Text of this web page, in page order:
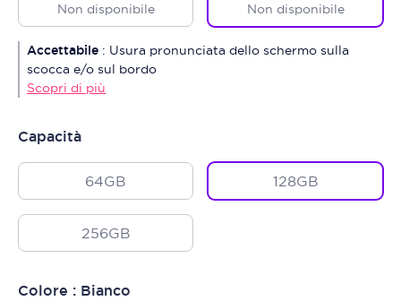
Non disponibile Non disponibile
Accettabile : Usura pronunciata dello schermo sulla
scocca e/o sul bordo
Scopri di più
Capacità
64GB 128GB
256GB
Colore : Bianco